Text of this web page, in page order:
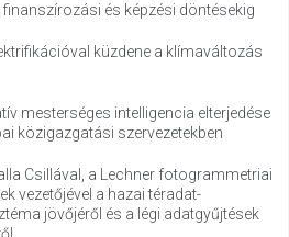
finanszírozási és képzési döntésekig
küzdene a klímaváltozás
mesterséges intelligencia elterjedése
közigazgatási szervezetekben
Csillával, a Lechner fotogrammetriai
vezetőjével a hazai téradat-
jövőjéről és a légi adatgyűjtések